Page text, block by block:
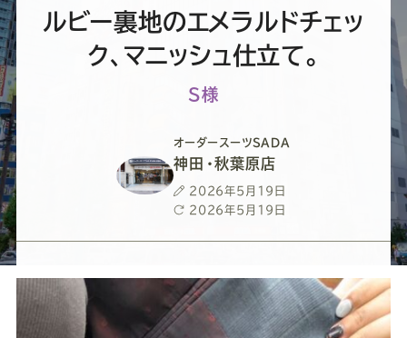
ダ
ツ
SADA
ダ
ー
ツ
SADA
ダ
ス
ー
ツ
SADA
ダ
ー
ス
ー
ツ
SADA
ダ
ス
ー
ツ
SADA
ルビー裏地のエメラルドチェッ
ク、マニッシュ仕立て。
S様
オーダースーツSADA
神田・秋葉原店
投
稿
2026年5月19日
最
日
2026年5月19日